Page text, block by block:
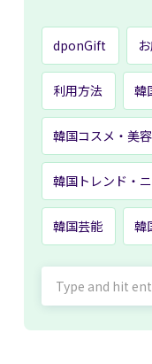
dponGift
利用方法 韓
韓国コスメ・美容
韓国トレンド・
韓国芸能 韓